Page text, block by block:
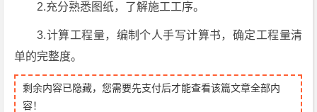
2.充分熟悉图纸，了解施工工序。
3.计算工程量，编制个人手写计算书，确定工程量清
单的完整度。
剩余内容已隐藏，您需要先支付后才能查看该篇文章全部内
容！